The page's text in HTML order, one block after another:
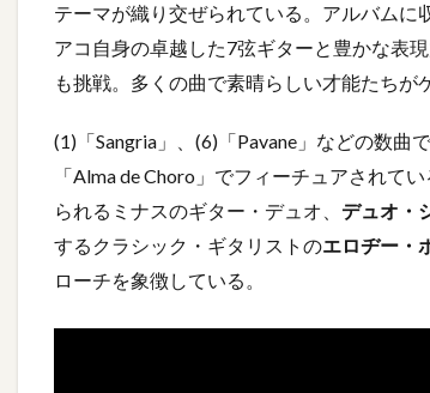
テーマが織り交ぜられている。アルバムに
アコ自身の卓越した7弦ギターと豊かな表
も挑戦。多くの曲で素晴らしい才能たちが
(1)「Sangria」、(6)「Pavane」などの数曲
「Alma de Choro」でフィーチュアされて
られるミナスのギター・デュオ、 デュオ・
するクラシック・ギタリストのエロヂー・
ローチを象徴している。